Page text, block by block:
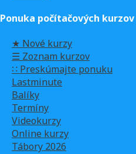
Ponuka počítačových kurzov
★ Nové kurzy
☰ Zoznam kurzov
∷ Preskúmajte ponuku
Lastminute
Balíky
Termíny
Videokurzy
Online kurzy
Tábory 2026